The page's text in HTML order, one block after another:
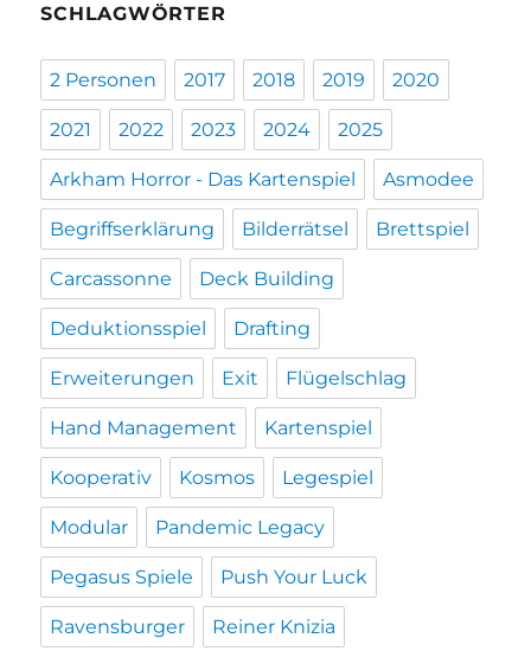
SCHLAGWÖRTER
2 Personen 2017 2018 2019 2020
2021 2022 2023 2024 2025
Arkham Horror - Das Kartenspiel Asmodee
Begriffserklärung Bilderrätsel Brettspiel
Carcassonne Deck Building
Deduktionsspiel Drafting
Erweiterungen Exit Flügelschlag
Hand Management Kartenspiel
Kooperativ Kosmos Legespiel
Modular Pandemic Legacy
Pegasus Spiele Push Your Luck
Ravensburger Reiner Knizia